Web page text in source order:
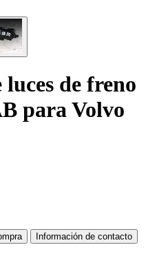
de freno
para Volvo
Información de contacto